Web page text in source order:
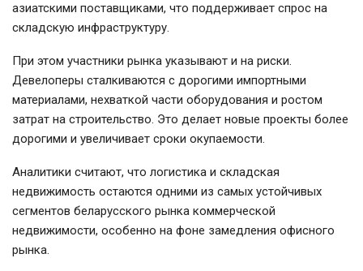
азиатскими поставщиками, что поддерживает спрос на
складскую инфраструктуру.
При этом участники рынка указывают и на риски.
Девелоперы сталкиваются с дорогими импортными
материалами, нехваткой части оборудования и ростом
затрат на строительство. Это делает новые проекты более
дорогими и увеличивает сроки окупаемости.
Аналитики считают, что логистика и складская
недвижимость остаются одними из самых устойчивых
сегментов беларусского рынка коммерческой
недвижимости, особенно на фоне замедления офисного
рынка.